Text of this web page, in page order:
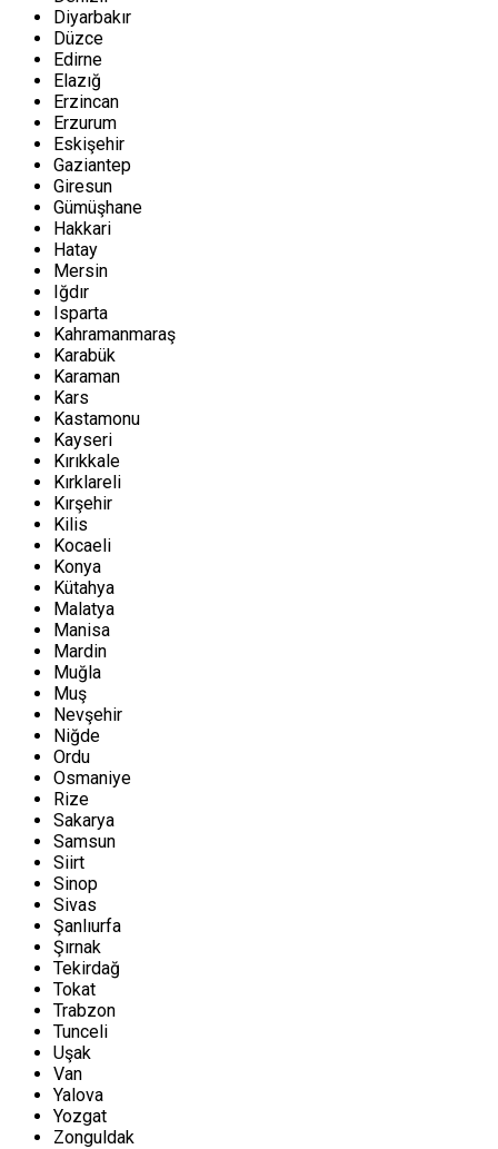
Diyarbakır
Düzce
Edirne
Elazığ
Erzincan
Erzurum
Eskişehir
Gaziantep
Giresun
Gümüşhane
Hakkari
Hatay
Mersin
Iğdır
Isparta
Kahramanmaraş
Karabük
Karaman
Kars
Kastamonu
Kayseri
Kırıkkale
Kırklareli
Kırşehir
Kilis
Kocaeli
Konya
Kütahya
Malatya
Manisa
Mardin
Muğla
Muş
Nevşehir
Niğde
Ordu
Osmaniye
Rize
Sakarya
Samsun
Siirt
Sinop
Sivas
Şanlıurfa
Şırnak
Tekirdağ
Tokat
Trabzon
Tunceli
Uşak
Van
Yalova
Yozgat
Zonguldak